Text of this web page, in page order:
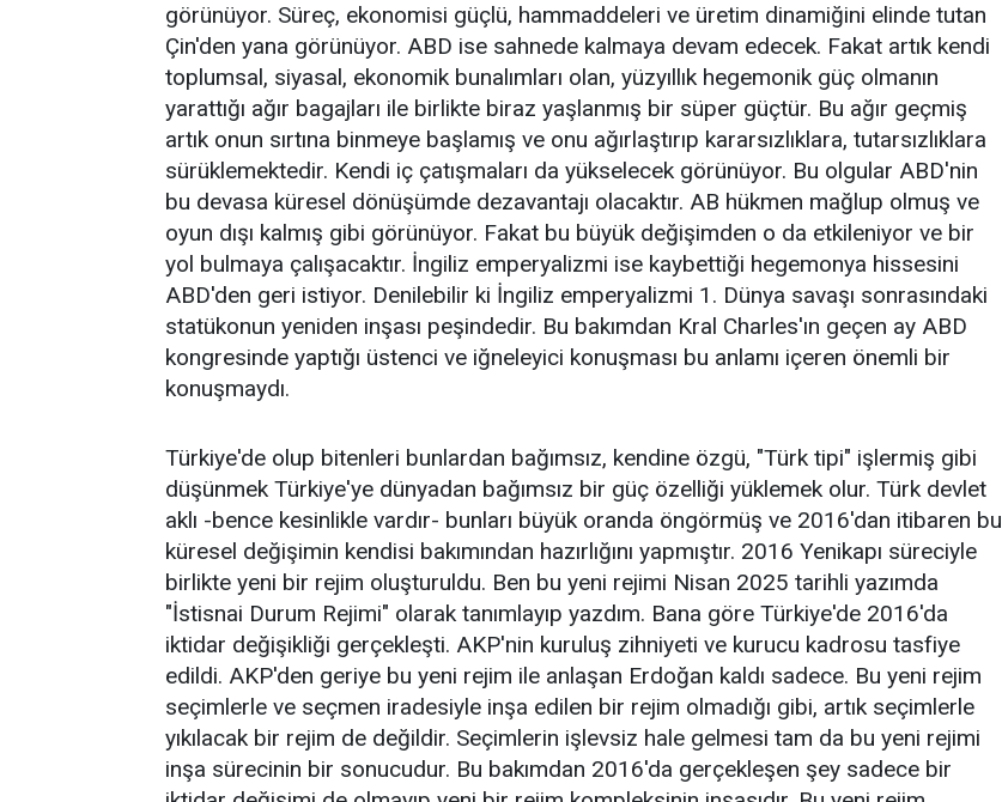
görünüyor. Süreç, ekonomisi güçlü, hammaddeleri ve üretim dinamiğini elinde tutan
Çin'den yana görünüyor. ABD ise sahnede kalmaya devam edecek. Fakat artık kendi
toplumsal, siyasal, ekonomik bunalımları olan, yüzyıllık hegemonik güç olmanın
yarattığı ağır bagajları ile birlikte biraz yaşlanmış bir süper güçtür. Bu ağır geçmiş
artık onun sırtına binmeye başlamış ve onu ağırlaştırıp kararsızlıklara, tutarsızlıklara
sürüklemektedir. Kendi iç çatışmaları da yükselecek görünüyor. Bu olgular ABD'nin
bu devasa küresel dönüşümde dezavantajı olacaktır. AB hükmen mağlup olmuş ve
oyun dışı kalmış gibi görünüyor. Fakat bu büyük değişimden o da etkileniyor ve bir
yol bulmaya çalışacaktır. İngiliz emperyalizmi ise kaybettiği hegemonya hissesini
ABD'den geri istiyor. Denilebilir ki İngiliz emperyalizmi 1. Dünya savaşı sonrasındaki
statükonun yeniden inşası peşindedir. Bu bakımdan Kral Charles'ın geçen ay ABD
kongresinde yaptığı üstenci ve iğneleyici konuşması bu anlamı içeren önemli bir
konuşmaydı.
Türkiye'de olup bitenleri bunlardan bağımsız, kendine özgü, "Türk tipi" işlermiş gibi
düşünmek Türkiye'ye dünyadan bağımsız bir güç özelliği yüklemek olur. Türk devlet
aklı -bence kesinlikle vardır- bunları büyük oranda öngörmüş ve 2016'dan itibaren bu
küresel değişimin kendisi bakımından hazırlığını yapmıştır. 2016 Yenikapı süreciyle
birlikte yeni bir rejim oluşturuldu. Ben bu yeni rejimi Nisan 2025 tarihli yazımda
"İstisnai Durum Rejimi" olarak tanımlayıp yazdım. Bana göre Türkiye'de 2016'da
iktidar değişikliği gerçekleşti. AKP'nin kuruluş zihniyeti ve kurucu kadrosu tasfiye
edildi. AKP'den geriye bu yeni rejim ile anlaşan Erdoğan kaldı sadece. Bu yeni rejim
seçimlerle ve seçmen iradesiyle inşa edilen bir rejim olmadığı gibi, artık seçimlerle
yıkılacak bir rejim de değildir. Seçimlerin işlevsiz hale gelmesi tam da bu yeni rejimi
inşa sürecinin bir sonucudur. Bu bakımdan 2016'da gerçekleşen şey sadece bir